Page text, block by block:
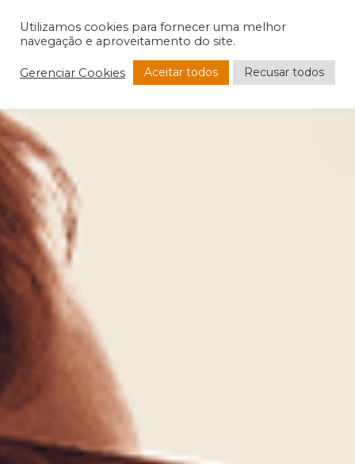
Utilizamos cookies para fornecer uma melhor
navegação e aproveitamento do site.
Gerenciar Cookies Aceitar todos Recusar todos